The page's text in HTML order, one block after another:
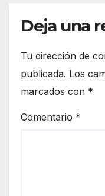
Deja una
Tu dirección de
publicada. Los
marcados con *
Comentario *